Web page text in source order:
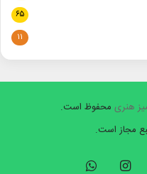
۶۵
۱۱
هنری محفوظ است.
مجاز است.
یوتیوب اینستاگرام